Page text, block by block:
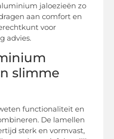
jaloezieën zo
aan comfort en
voor
advies.
slimme
functionaliteit en
De lamellen
sterk en vormvast,